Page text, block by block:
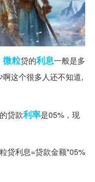
微粒贷的利息一般是多
这个很多人还不知道,
贷款利率是05%，现
贷利息=贷款金额*05%